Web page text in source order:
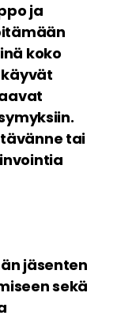
ja
koko
tai
jäsenten
sekä